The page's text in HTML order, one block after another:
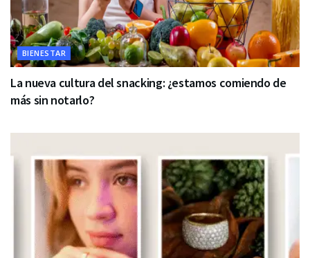
BIENESTAR
La nueva cultura del snacking: ¿estamos comiendo de
más sin notarlo?